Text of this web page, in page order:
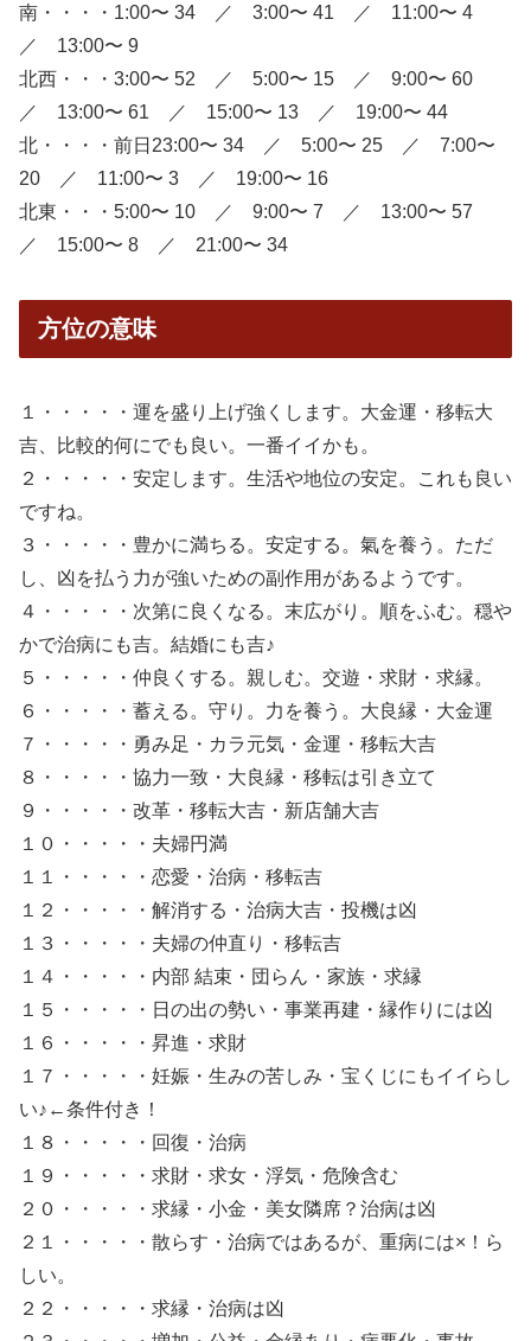
南・・・・1:00〜 34 ／ 3:00〜 41 ／ 11:00〜 4
／ 13:00〜 9
北西・・・3:00〜 52 ／ 5:00〜 15 ／ 9:00〜 60
／ 13:00〜 61 ／ 15:00〜 13 ／ 19:00〜 44
北・・・・前日23:00〜 34 ／ 5:00〜 25 ／ 7:00〜
20 ／ 11:00〜 3 ／ 19:00〜 16
北東・・・5:00〜 10 ／ 9:00〜 7 ／ 13:00〜 57
／ 15:00〜 8 ／ 21:00〜 34
方位の意味
１・・・・・運を盛り上げ強くします。大金運・移転大
吉、比較的何にでも良い。一番イイかも。
２・・・・・安定します。生活や地位の安定。これも良い
ですね。
３・・・・・豊かに満ちる。安定する。氣を養う。ただ
し、凶を払う力が強いための副作用があるようです。
４・・・・・次第に良くなる。末広がり。順をふむ。穏や
かで治病にも吉。結婚にも吉♪
５・・・・・仲良くする。親しむ。交遊・求財・求縁。
６・・・・・蓄える。守り。力を養う。大良縁・大金運
７・・・・・勇み足・カラ元気・金運・移転大吉
８・・・・・協力一致・大良縁・移転は引き立て
９・・・・・改革・移転大吉・新店舗大吉
１０・・・・・夫婦円満
１１・・・・・恋愛・治病・移転吉
１２・・・・・解消する・治病大吉・投機は凶
１３・・・・・夫婦の仲直り・移転吉
１４・・・・・内部 結束・団らん・家族・求縁
１５・・・・・日の出の勢い・事業再建・縁作りには凶
１６・・・・・昇進・求財
１７・・・・・妊娠・生みの苦しみ・宝くじにもイイらし
い♪←条件付き！
１８・・・・・回復・治病
１９・・・・・求財・求女・浮気・危険含む
２０・・・・・求縁・小金・美女隣席？治病は凶
２１・・・・・散らす・治病ではあるが、重病には×！ら
しい。
２２・・・・・求縁・治病は凶